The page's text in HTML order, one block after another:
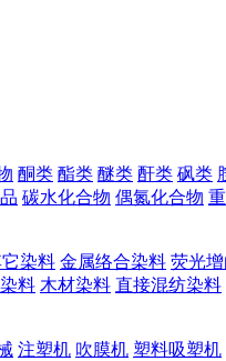
酮类 酯类 醚类 酐类 砜类
碳水化合物 偶氮化合物
染料 金属络合染料 荧光增
料 木材染料 直接混纺染料
注塑机 吹膜机 塑料吸塑机